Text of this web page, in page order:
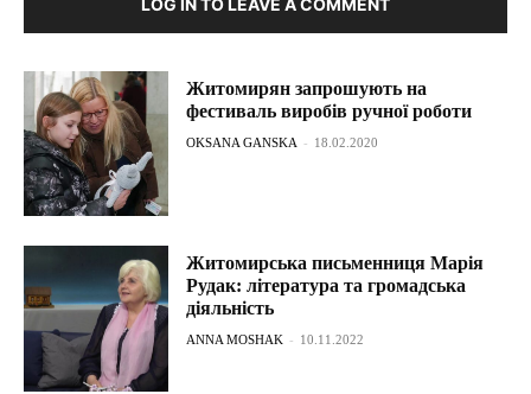
LOG IN TO LEAVE A COMMENT
Житомирян запрошують на
фестиваль виробів ручної роботи
OKSANA GANSKA - 18.02.2020
Житомирська письменниця Марія
Рудак: література та громадська
діяльність
ANNA MOSHAK - 10.11.2022